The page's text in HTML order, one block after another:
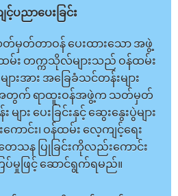
ပညာပေးခြင်း
မှတ်တာဝန် ပေးထားသော အဖွဲ့
မ်း တက္ကသိုလ်များသည် ဝန်ထမ်း
ျားအား အခြေခံသင်တန်းများ
ားအတွက် ရာထူးဝန်အဖွဲ့က သတ်မှတ်
ား ပေးခြင်းနှင့် ဆွေးနွေးပွဲများ
ောင်း၊ ဝန်ထမ်း လေ့ကျင့်ရေး
ေသန ပြုခြင်းကိုလည်းကောင်း
ပ်မှုဖြင့် ဆောင်ရွက်ရမည်။